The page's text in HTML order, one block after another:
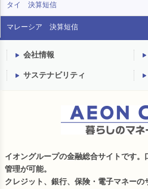
タイ 決算短信
マレーシア 決算短信
会社情報
サステナビリティ
イオングループの金融総合サイトです
管理が可能。
クレジット、銀行、保険・電子マネー